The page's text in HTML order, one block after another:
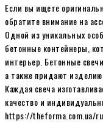
Если вы ищете
обратите внимание на
Одной из уникальных
бетонные контейнеры,
интерьер. Бетонные
а также придают
Каждая свеча
качество и
https://theforma.com.ua/